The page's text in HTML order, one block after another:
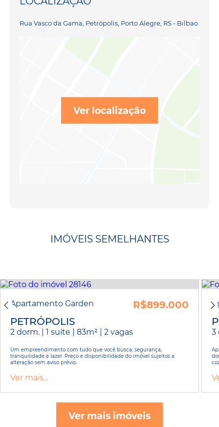
Rua Vasco da Gama, Petrópolis, Porto Alegre, RS - Bilbao
Ver localização
IMÓVEIS SEMELHANTES
Apartamento Garden
R$899.000
PETRÓPOLIS
2 dorm. | 1 suíte | 83m² | 2 vagas
Um empreendimento com tudo que você busca, segurança,
tranquilidade e lazer. Preço e disponibilidade do imóvel sujeitos a
alteração sem aviso prévio.
Ver mais...
3
Ver mais imóveis